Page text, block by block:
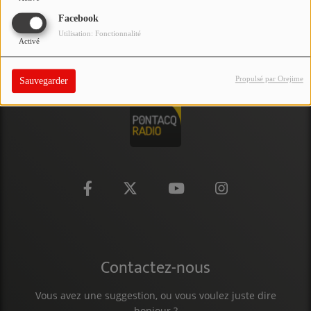
Facebook
Activé
Utilisation: Fonctionnalité
Sauvegarder Propulsé par Orejime
PARTICIPEZ
JEUX CONCOURS
RECRUTEMENT
VENEZ DANS LE PUBLIC !
Contactez-nous
Vous avez une suggestion, ou vous voulez juste dire